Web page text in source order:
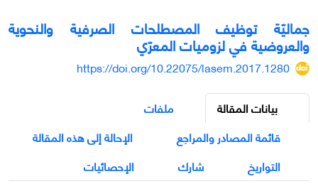
جماليّة توظيف المصطلحات الصرفية والنحوية
والعروضية في لزوميات المعرّي
https://doi.org/10.22075/lasem.2017.1280
بيانات المقالة
ملفات
قائمة المصادر والمراجع
الإحالة إلى هذه المقالة
التواريخ
شارك
الإحصائيات